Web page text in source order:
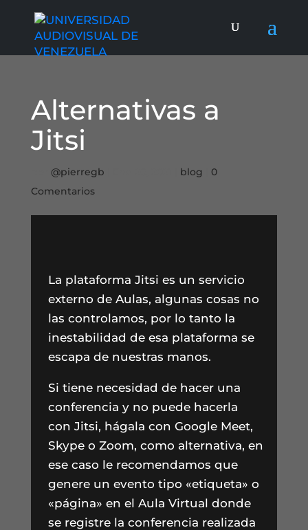
Alternativas a
Jitsi
@pierregb blog
0
Comentarios
La plataforma Jitsi es un servicio
externo de Aulas, algunas cosas no
las controlamos, por lo tanto la
inestabilidad de esa plataforma se
escapa de nuestras manos.
Si tiene necesidad de hacer una
conferencia y no puede hacerla
con Jitsi, hágala con Google Meet,
Skype o Zoom, como alternativa, en
ese caso le recomendamos que
genere un evento tipo «etiqueta» o
«página» en el Aula Virtual donde
se registre la conferencia realizada